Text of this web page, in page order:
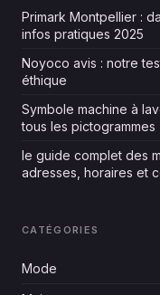
Primark Montpellier :
infos pratiques 2025
Noyoco avis : notre
éthique
Symbole machine à
tous les pictogrammes
le guide complet des
adresses, horaires et
CATÉGORIES
Mode